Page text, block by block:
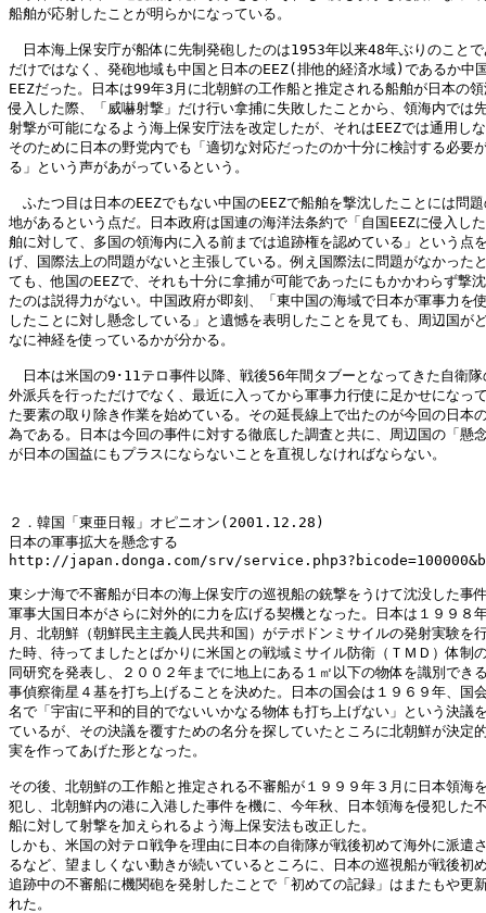
船舶が応射したことが明らかになっている。
日本海上保安庁が船体に先制発砲したのは1953年以来48年ぶりのこと
だけではなく、発砲地域も中国と日本のEEZ(排他的経済水域)であるか中
EEZだった。日本は99年3月に北朝鮮の工作船と推定される船舶が日本の
侵入した際、「威嚇射撃」だけ行い拿捕に失敗したことから、領海内では
射撃が可能になるよう海上保安庁法を改定したが、それはEEZでは通用し
そのために日本の野党内でも「適切な対応だったのか十分に検討する必要
る」という声があがっているという。
ふたつ目は日本のEEZでもない中国のEEZで船舶を撃沈したことには問
地があるという点だ。日本政府は国連の海洋法条約で「自国EEZに侵入し
舶に対して、多国の領海内に入る前までは追跡権を認めている」という点
げ、国際法上の問題がないと主張している。例え国際法に問題がなかった
ても、他国のEEZで、それも十分に拿捕が可能であったにもかかわらず撃
たのは説得力がない。中国政府が即刻、「東中国の海域で日本が軍事力を
したことに対し懸念している」と遺憾を表明したことを見ても、周辺国が
なに神経を使っているかが分かる。
日本は米国の9･11テロ事件以降、戦後56年間タブーとなってきた自衛隊
外派兵を行っただけでなく、最近に入ってから軍事力行使に足かせになっ
た要素の取り除き作業を始めている。その延長線上で出たのが今回の日本
為である。日本は今回の事件に対する徹底した調査と共に、周辺国の「懸
が日本の国益にもプラスにならないことを直視しなければならない。
２．韓国「東亜日報」オピニオン(2001.12.28)
日本の軍事拡大を懸念する
http://japan.donga.com/srv/
東シナ海で不審船が日本の海上保安庁の巡視船の銃撃をうけて沈没した事
軍事大国日本がさらに対外的に力を広げる契機となった。日本は１９９８
月、北朝鮮（朝鮮民主主義人民共和国）がテポドンミサイルの発射実験を
た時、待ってましたとばかりに米国との戦域ミサイル防衛（ＴＭＤ）体制
同研究を発表し、２００２年までに地上にある１㎡以下の物体を識別でき
事偵察衛星４基を打ち上げることを決めた。日本の国会は１９６９年、国
名で「宇宙に平和的目的でないいかなる物体も打ち上げない」という決議
ているが、その決議を覆すための名分を探していたところに北朝鮮が決定
実を作ってあげた形となった。
その後、北朝鮮の工作船と推定される不審船が１９９９年３月に日本領海
犯し、北朝鮮内の港に入港した事件を機に、今年秋、日本領海を侵犯した
船に対して射撃を加えられるよう海上保安法も改正した。
しかも、米国の対テロ戦争を理由に日本の自衛隊が戦後初めて海外に派遣
るなど、望ましくない動きが続いているところに、日本の巡視船が戦後初
追跡中の不審船に機関砲を発射したことで「初めての記録」はまたもや更
れた。